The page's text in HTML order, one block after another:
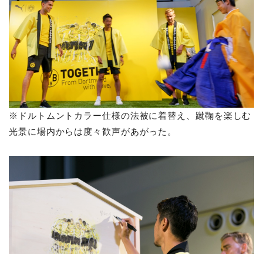
※ドルトムントカラー仕様の法被に着替え、蹴鞠を楽しむ
光景に場内からは度々歓声があがった。